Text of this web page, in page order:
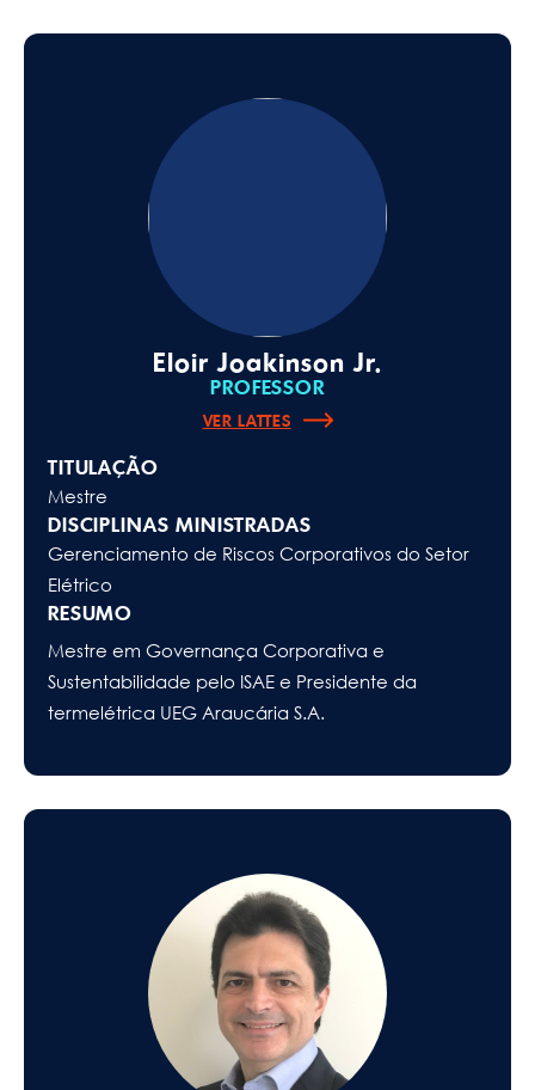
Eloir Joakinson Jr.
PROFESSOR
VER LATTES
TITULAÇÃO
Mestre
DISCIPLINAS MINISTRADAS
Gerenciamento de Riscos Corporativos do Setor
Elétrico
RESUMO
Mestre em Governança Corporativa e
Sustentabilidade pelo ISAE e Presidente da
termelétrica UEG Araucária S.A.